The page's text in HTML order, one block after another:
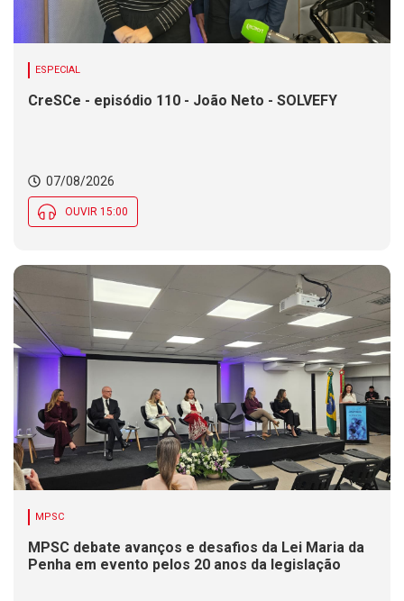
ESPECIAL
CreSCe - episódio 110 - João Neto - SOLVEFY
07/08/2026
OUVIR 15:00
MPSC
MPSC debate avanços e desafios da Lei Maria da
Penha em evento pelos 20 anos da legislação